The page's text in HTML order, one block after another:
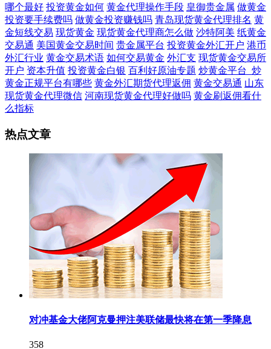
哪个最好 投资黄金如何 黄金代理操作手段 皇御贵金属 做黄金
投资要手续费吗 做黄金投资赚钱吗 青岛现货黄金代理排名 黄
金短线交易 现货黄金 现货黄金代理商怎么做 沙特阿美 纸黄金
交易通 美国黄金交易时间 贵金属平台 投资黄金外汇开户 港币
外汇行业 黄金交易术语 如何交易黄金 外汇支 现货黄金交易所
开户 资本升值 投资黄金白银 百利好原油专题 炒黄金平台_炒
黄金正规平台有哪些 黄金外汇期货代理返佣 黄金交易通 山东
现货黄金代理微信 河南现货黄金代理好做吗 黄金刷返佣看什
么指标
热点文章
对冲基金大佬阿克曼押注美联储最快将在第一季降息
358